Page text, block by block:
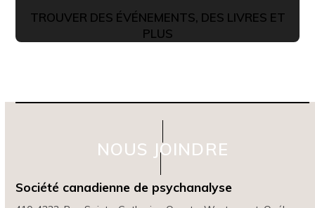
TROUVER DES ÉVÉNEMENTS, DES LIVRES ET
PLUS
NOUS JOINDRE
Société canadienne de psychanalyse